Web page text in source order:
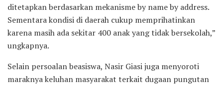
ditetapkan berdasarkan mekanisme by name by address.
Sementara kondisi di daerah cukup memprihatinkan
karena masih ada sekitar 400 anak yang tidak bersekolah,”
ungkapnya.
Selain persoalan beasiswa, Nasir Giasi juga menyoroti
maraknya keluhan masyarakat terkait dugaan pungutan